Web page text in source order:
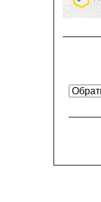
Архіви